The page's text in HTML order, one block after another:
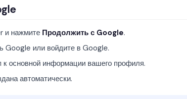
и нажмите Продолжить с Google.
Google или войдите в Google.
основной информации вашего профиля.
автоматически.